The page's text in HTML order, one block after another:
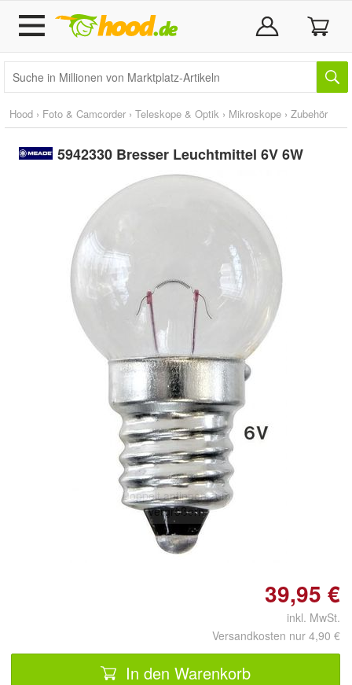
Hood › Foto & Camcorder › Teleskope & Optik › Mikroskope › Zubehör
5942330 Bresser Leuchtmittel 6V 6W
Doppelt antippen zum
vergrößern
39,95 €
inkl. MwSt.
Versandkosten nur 4,90 €
In den Warenkorb